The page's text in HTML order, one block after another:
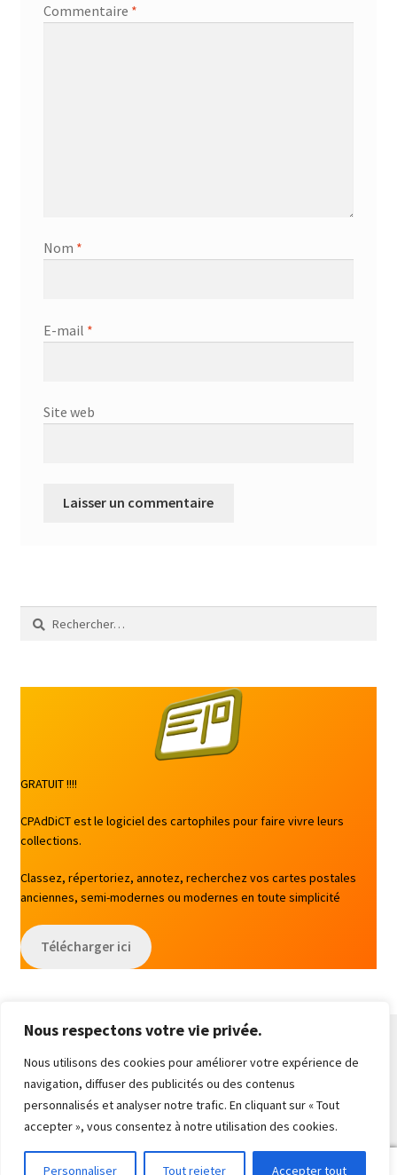
Nous respectons votre vie privée.
Nous utilisons des cookies pour améliorer votre expérience de
navigation, diffuser des publicités ou des contenus
personnalisés et analyser notre trafic. En cliquant sur « Tout
accepter », vous consentez à notre utilisation des cookies.
Personnaliser Tout rejeter Accepter tout
Commentaire *
Nom *
E-mail *
Site web
Rechercher :
GRATUIT !!!!
CPAdDiCT est le logiciel des cartophiles pour faire vivre leurs
collections.
Classez, répertoriez, annotez, recherchez vos cartes postales
anciennes, semi-modernes ou modernes en toute simplicité
Télécharger ici
© CPAdDiCT Cartes 2026
Built with WooCommerce.
0